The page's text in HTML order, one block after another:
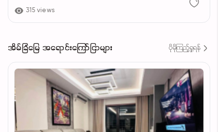
315 views
အိမ်ခြံမြေ အရောင်းကြော်ငြာများ ပိုမိုကြည့်ရှုရန်